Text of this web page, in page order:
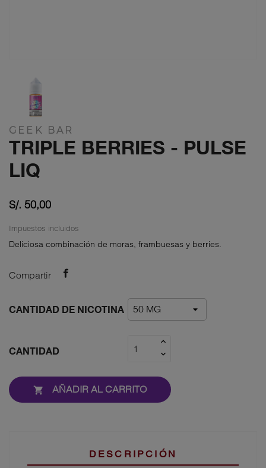
GEEK BAR
TRIPLE BERRIES - PULSE
LIQ
S/. 50,00
Impuestos incluidos
Deliciosa combinación de moras, frambuesas y berries.
Compartir
CANTIDAD DE NICOTINA
CANTIDAD
 AÑADIR AL CARRITO
DESCRIPCIÓN